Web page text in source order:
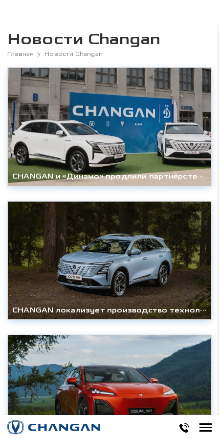
Новости Changan
Главная Новости Changan
CHANGAN и «Динамо» продлили партнёрство до конца сезона 2027/28гг.
CHANGAN локализует производство технологичного кроссовера CS75PLUS AWD в России и снижает цену